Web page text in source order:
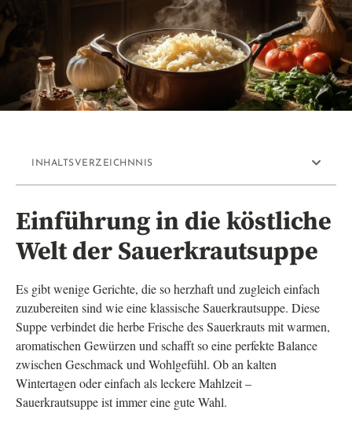
INHALTSVERZEICHNNIS
Einführung in die köstliche
Welt der Sauerkrautsuppe
Es gibt wenige Gerichte, die so herzhaft und zugleich einfach
zuzubereiten sind wie eine klassische Sauerkrautsuppe. Diese
Suppe verbindet die herbe Frische des Sauerkrauts mit warmen,
aromatischen Gewürzen und schafft so eine perfekte Balance
zwischen Geschmack und Wohlgefühl. Ob an kalten
Wintertagen oder einfach als leckere Mahlzeit –
Sauerkrautsuppe ist immer eine gute Wahl.